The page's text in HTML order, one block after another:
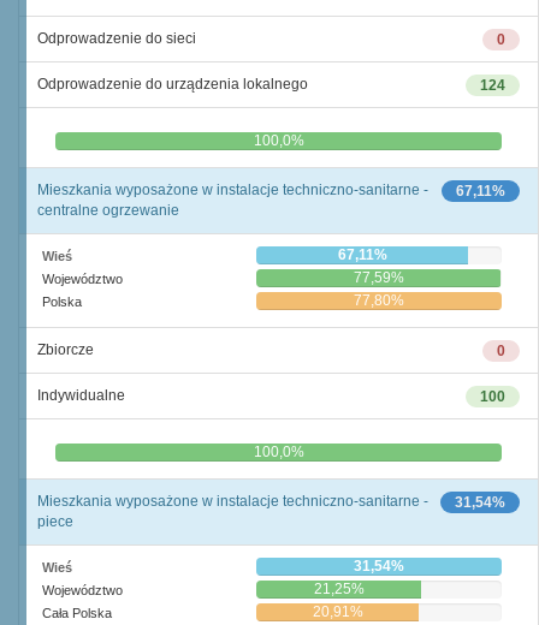
0
Odprowadzenie do sieci
124
Odprowadzenie do urządzenia lokalnego
0,0% 100,0%
67,11%
Mieszkania wyposażone w instalacje techniczno-sanitarne -
centralne ogrzewanie
Wieś 67,11%
Województwo 77,59%
Polska 77,80%
0
Zbiorcze
100
Indywidualne
0,0% 100,0%
31,54%
Mieszkania wyposażone w instalacje techniczno-sanitarne -
piece
Wieś 31,54%
Województwo 21,25%
Cała Polska 20,91%